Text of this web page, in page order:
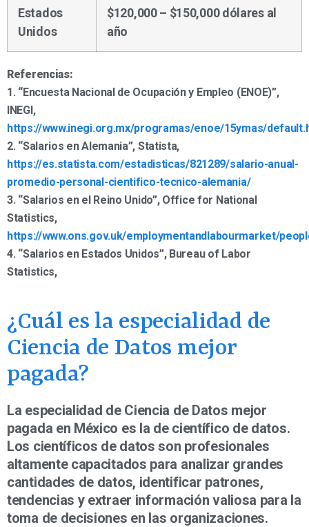
Estados
Unidos
$120,000 – $150,000 dólares al
año
Referencias:
1. “Encuesta Nacional de Ocupación y Empleo (ENOE)”,
INEGI,
https://www.inegi.org.mx/programas/enoe/15ymas/
2. “Salarios en Alemania”, Statista,
https://es.statista.com/estadisticas/821289/salario-anual-
promedio-personal-cientifico-tecnico-alemania/
3. “Salarios en el Reino Unido”, Office for National
Statistics,
https://www.ons.gov.uk/employmentandlabourmarket/
4. “Salarios en Estados Unidos”, Bureau of Labor
Statistics,
¿Cuál es la especialidad de
Ciencia de Datos mejor
pagada?
La especialidad de Ciencia de Datos mejor
pagada en México es la de científico de datos.
Los científicos de datos son profesionales
altamente capacitados para analizar grandes
cantidades de datos, identificar patrones,
tendencias y extraer información valiosa para la
toma de decisiones en las organizaciones.